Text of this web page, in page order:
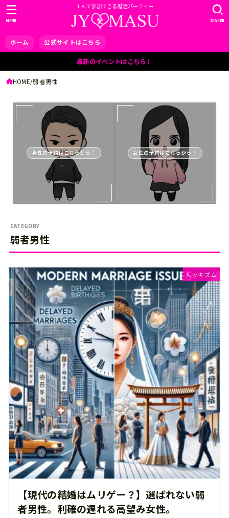
１人で参加できる婚活パーティー
ホーム 公式サイトはこちら
SEARCH
MENU
最新のイベントはこちら！
HOME 弱者男性
男性の予約はこちらから！ 女性の予約はこちらから！
弱者男性
ルッキズム
【現代の結婚はムリゲー？】選ばれない弱
者男性。利確の遅れる高望み女性。